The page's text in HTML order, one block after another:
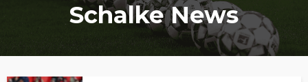
Schalke News